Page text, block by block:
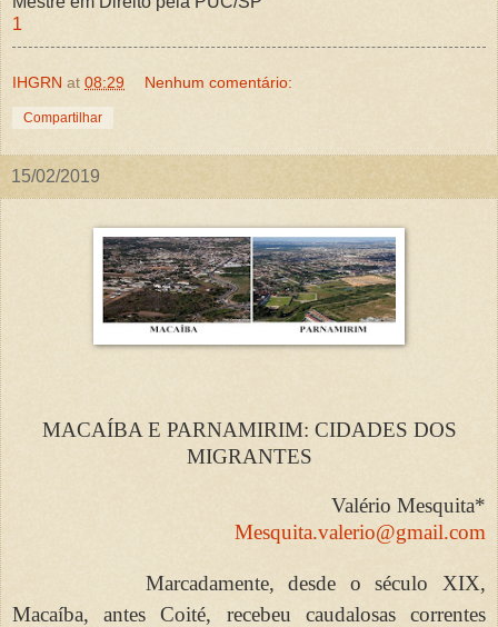
1
IHGRN at 08:29 Nenhum comentário:
Compartilhar
15/02/2019
MACAÍBA E PARNAMIRIM: CIDADES DOS
MIGRANTES
Valério Mesquita*
Mesquita.valerio@gmail.com
Marcadamente, desde o século XIX,
Macaíba, antes Coité, recebeu caudalosas correntes